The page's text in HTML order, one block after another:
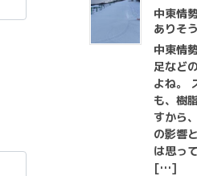
中東情
ありそ
中東情
足など
よね。
も、樹
すから
の影響
は思っ
[…]